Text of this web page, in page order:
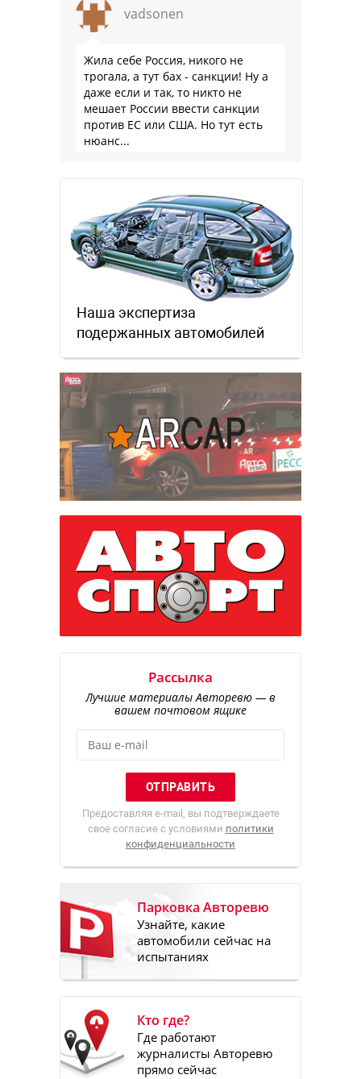
vadsonen
Жила себе Россия, никого не
трогала, а тут бах - санкции! Ну а
даже если и так, то никто не
мешает России ввести санкции
против ЕС или США. Но тут есть
нюанс...
Наша экспертиза
подержанных автомобилей
Рассылка
Лучшие материалы Авторевю — в
вашем почтовом ящике
Предоставляя e-mail, вы подтверждаете
свое согласие с условиями политики
конфиденциальности
Парковка Авторевю
Узнайте, какие
автомобили сейчас на
испытаниях
Кто где?
Где работают
журналисты Авторевю
прямо сейчас